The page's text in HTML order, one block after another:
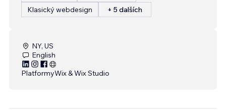
Klasický webdesign
+ 5 dalších
NY, US
English
PlatformyWix & Wix Studio